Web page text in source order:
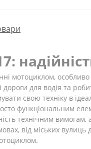
мотоциклом,
для водія та
свою техніку в
функціональним
технічним вимогам, а
від міських вулиць